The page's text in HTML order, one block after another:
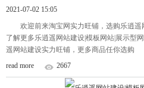
2021-07-02 15:05
欢迎前来淘宝网实力旺铺，选购乐逍遥
了解更多乐逍遥网站建设|模板网站|展示型
遥网站建设实力旺铺，更多商品任你选购
read more
2667